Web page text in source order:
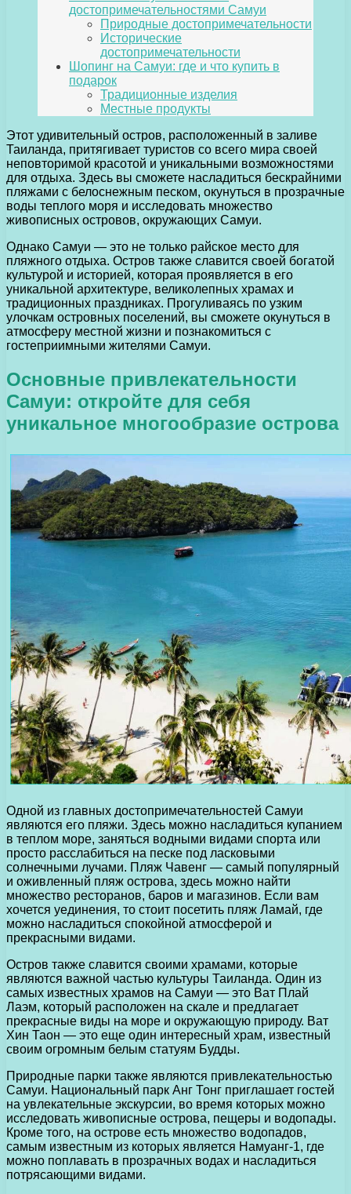
достопримечательностями Самуи
Природные достопримечательности
Исторические
достопримечательности
Шопинг на Самуи: где и что купить в
подарок
Традиционные изделия
Местные продукты
Этот удивительный остров, расположенный в заливе
Таиланда, притягивает туристов со всего мира своей
неповторимой красотой и уникальными возможностями
для отдыха. Здесь вы сможете насладиться бескрайними
пляжами с белоснежным песком, окунуться в прозрачные
воды теплого моря и исследовать множество
живописных островов, окружающих Самуи.
Однако Самуи — это не только райское место для
пляжного отдыха. Остров также славится своей богатой
культурой и историей, которая проявляется в его
уникальной архитектуре, великолепных храмах и
традиционных праздниках. Прогуливаясь по узким
улочкам островных поселений, вы сможете окунуться в
атмосферу местной жизни и познакомиться с
гостеприимными жителями Самуи.
Основные привлекательности
Самуи: откройте для себя
уникальное многообразие острова
Одной из главных достопримечательностей Самуи
являются его пляжи. Здесь можно насладиться купанием
в теплом море, заняться водными видами спорта или
просто расслабиться на песке под ласковыми
солнечными лучами. Пляж Чавенг — самый популярный
и оживленный пляж острова, здесь можно найти
множество ресторанов, баров и магазинов. Если вам
хочется уединения, то стоит посетить пляж Ламай, где
можно насладиться спокойной атмосферой и
прекрасными видами.
Остров также славится своими храмами, которые
являются важной частью культуры Таиланда. Один из
самых известных храмов на Самуи — это Ват Плай
Лаэм, который расположен на скале и предлагает
прекрасные виды на море и окружающую природу. Ват
Хин Таон — это еще один интересный храм, известный
своим огромным белым статуям Будды.
Природные парки также являются привлекательностью
Самуи. Национальный парк Анг Тонг приглашает гостей
на увлекательные экскурсии, во время которых можно
исследовать живописные острова, пещеры и водопады.
Кроме того, на острове есть множество водопадов,
самым известным из которых является Намуанг-1, где
можно поплавать в прозрачных водах и насладиться
потрясающими видами.